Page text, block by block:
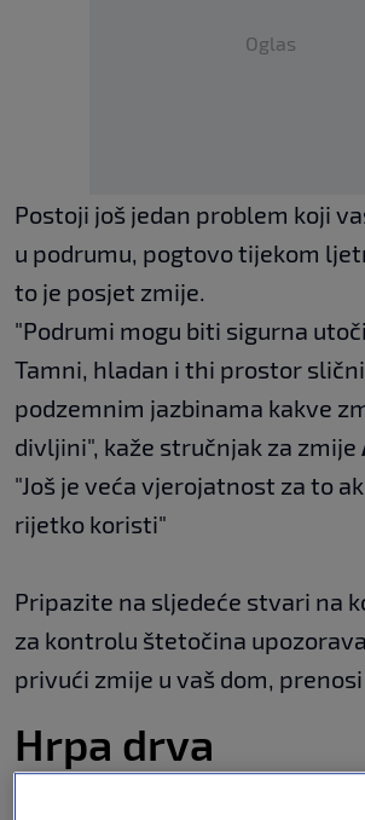
Oglas
Postoji još jedan problem koji
u podrumu, pogtovo tijekom
to je posjet zmije.
"Podrumi mogu biti sigurna
Tamni, hladan i thi prostor
podzemnim jazbinama kakve
divljini", kaže stručnjak za zmije
"Još je veća vjerojatnost za to
rijetko koristi"
Pripazite na sljedeće stvari na
za kontrolu štetočina
privući zmije u vaš dom, prenosi
Hrpa drva